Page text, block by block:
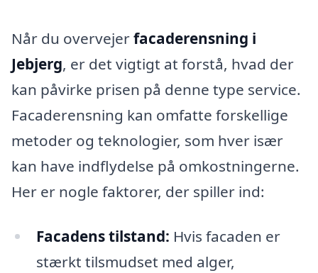
Når du overvejerfacaderensning i
Jebjerg, er det vigtigt at forstå, hvad der
kan påvirke prisen på denne type service.
Facaderensning kan omfatte forskellige
metoder og teknologier, som hver især
kan have indflydelse på omkostningerne.
Her er nogle faktorer, der spiller ind:
Facadens tilstand: Hvis facaden er
stærkt tilsmudset med alger,